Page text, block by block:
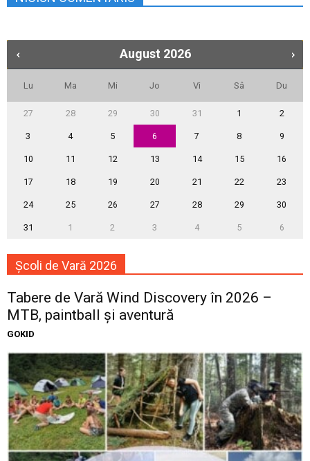
August 2026
Lu Ma Mi Jo Vi Sâ Du
27 28 29 30 31 1 2
3 4 5 6 7 8 9
10 11 12 13 14 15 16
17 18 19 20 21 22 23
24 25 26 27 28 29 30
31 1 2 3 4 5 6
Școli de Vară 2026
Tabere de Vară Wind Discovery în 2026 –
MTB, paintball și aventură
GOKID